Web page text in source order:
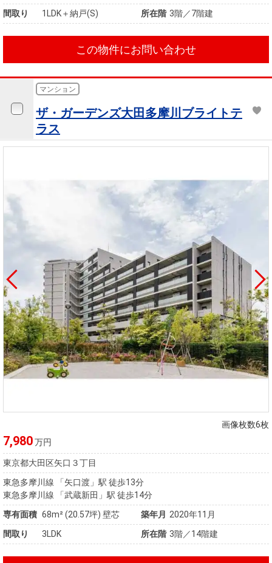
間取り 1LDK＋納戸(S) 所在階 3階／7階建
この物件にお問い合わせ
マンション
ザ・ガーデンズ大田多摩川ブライトテ
ラス
画像枚数6枚
7,980万円
東京都大田区矢口３丁目
東急多摩川線 「矢口渡」駅 徒歩13分
東急多摩川線 「武蔵新田」駅 徒歩14分
専有面積 68m²(20.57坪) 壁芯 築年月 2020年11月
間取り
3LDK 所在階 3階／14階建